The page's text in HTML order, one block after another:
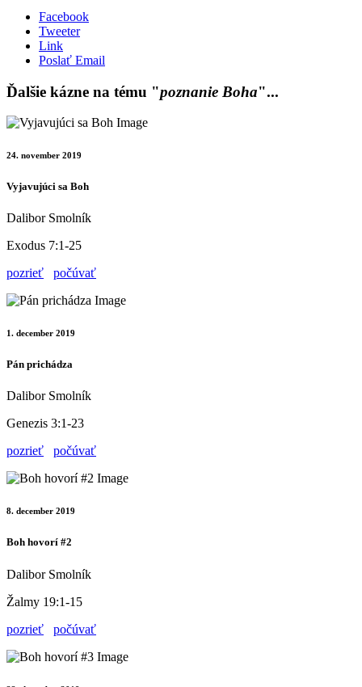
Facebook
Tweeter
Link
Poslať Email
Ďalšie kázne na tému "poznanie Boha"...
24. november 2019
Vyjavujúci sa Boh
Dalibor Smolník
Exodus 7:1-25
pozrieť
počúvať
1. december 2019
Pán prichádza
Dalibor Smolník
Genezis 3:1-23
pozrieť
počúvať
8. december 2019
Boh hovorí #2
Dalibor Smolník
Žalmy 19:1-15
pozrieť
počúvať